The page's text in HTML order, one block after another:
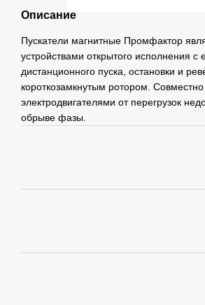
Описание
Пускатели магнитные Промфактор
устройствами открытого исполнения
дистанционного пуска, остановки и
короткозамкнутым ротором.
электродвигателями от перегрузок
обрыве фазы.